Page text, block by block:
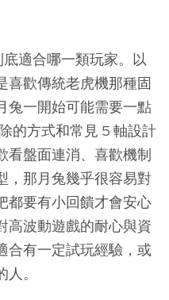
適合哪一類玩家。以
喜歡傳統老虎機那種固
兔一開始可能需要一點
的方式和常見 5 軸設計
看盤面連消、喜歡機制
，那月兔幾乎很容易對
都要有小回饋才會安心
高波動遊戲的耐心與資
合有一定試玩經驗，或
。